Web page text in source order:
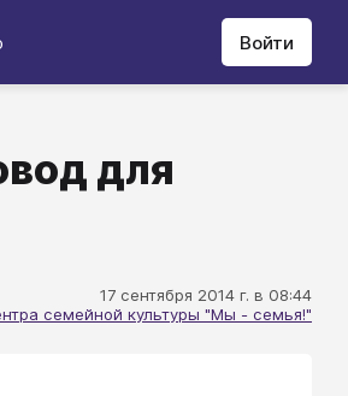
Войти
для
17 сентября 2014 г. в 08:44
семейной культуры "Мы - семья!"